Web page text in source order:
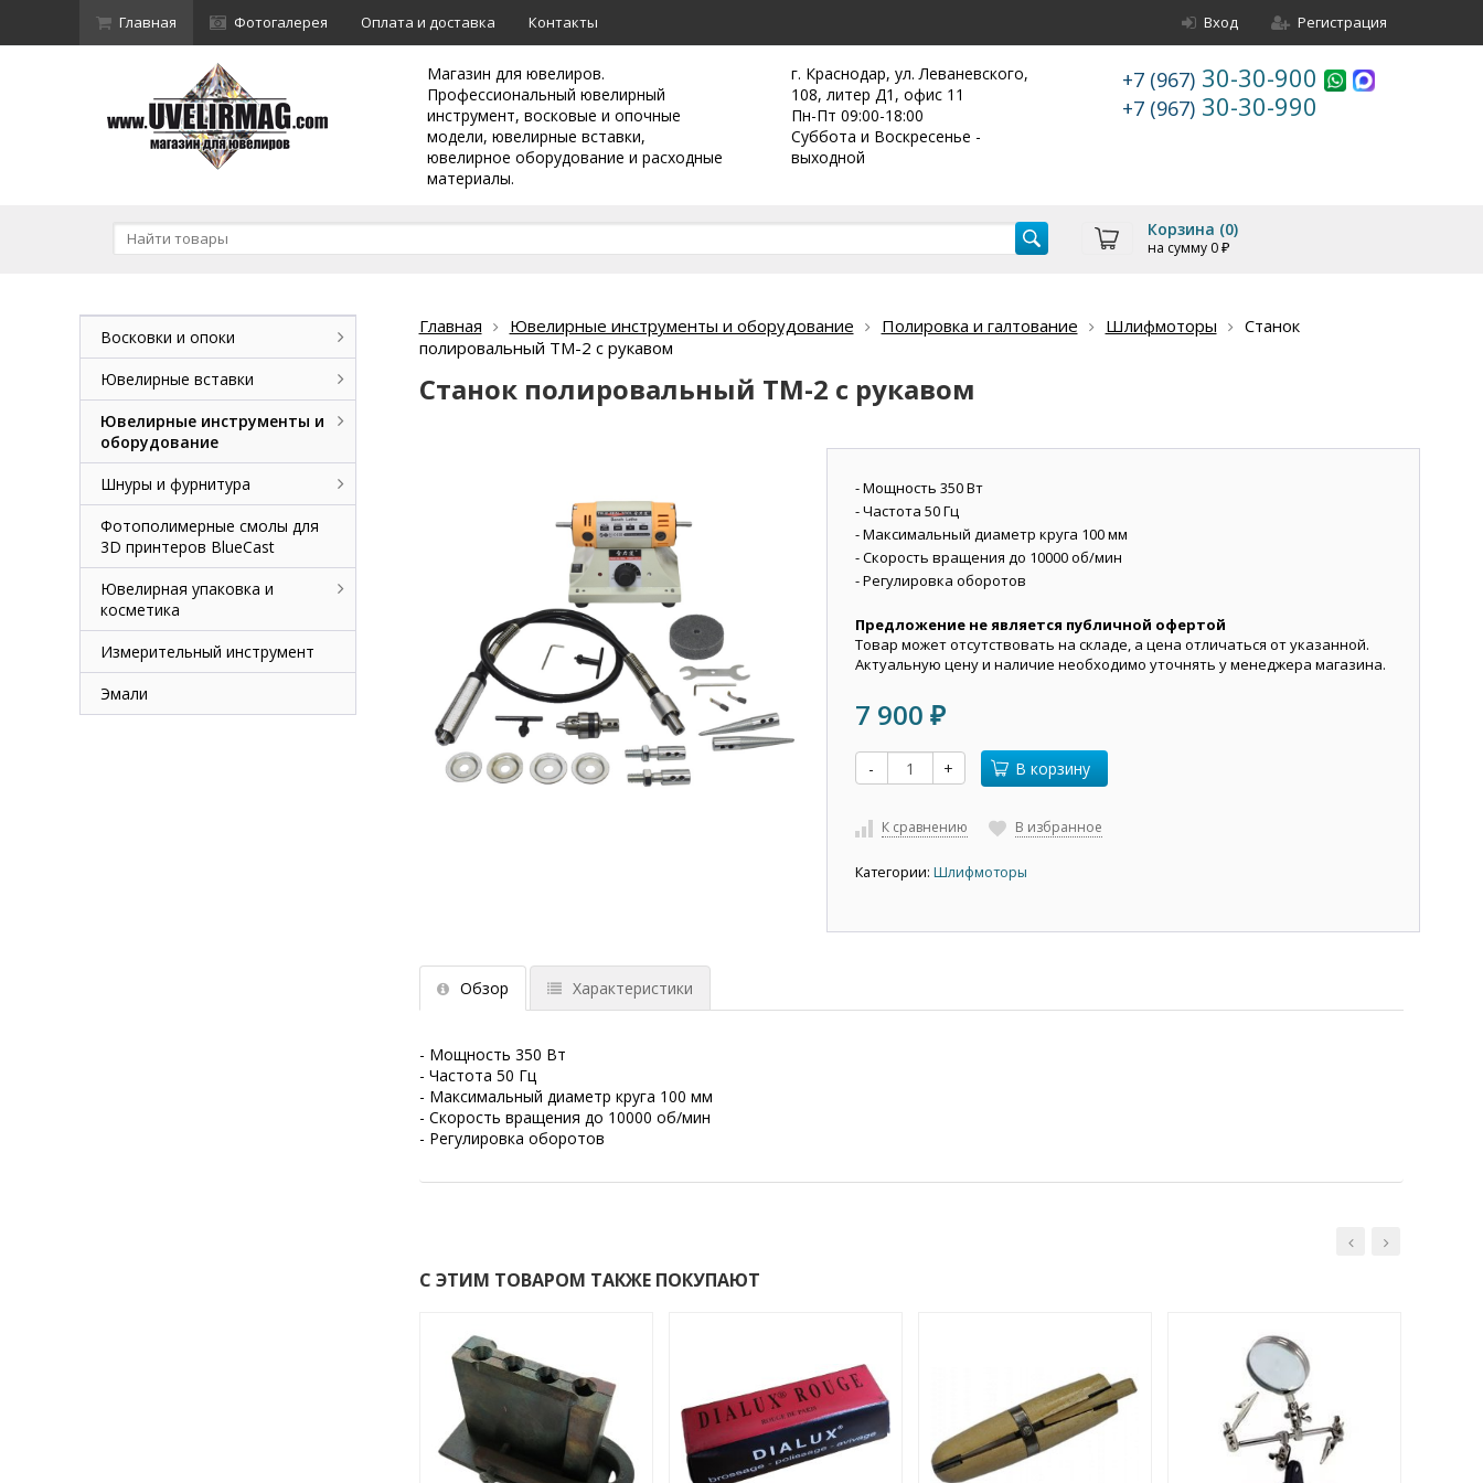
Главная Фотогалерея Оплата и доставка Контакты Вход Регистрация
Магазин для ювелиров.
Профессиональный ювелирный
инструмент, восковые и опочные
модели, ювелирные вставки,
ювелирное оборудование и расходные
материалы.
г. Краснодар, ул. Леваневского,
108, литер Д1, офис 11
Пн-Пт 09:00-18:00
Суббота и Воскресенье -
выходной
+7 (967) 30-30-900
+7 (967) 30-30-990
Корзина (0)
на сумму 0 ₽
Главная Ювелирные инструменты и оборудование Полировка и галтование Шлифмоторы
Станок
полировальный ТМ-2 с рукавом
Станок полировальный ТМ-2 с рукавом
- Мощность 350 Вт
- Частота 50 Гц
- Максимальный диаметр круга 100 мм
- Скорость вращения до 10000 об/мин
- Регулировка оборотов
Предложение не является публичной офертой
Товар может отсутствовать на складе, а цена отличаться от указанной.
Актуальную цену и наличие необходимо уточнять у менеджера магазина.
7 900 ₽
- + В корзину
К сравнению В избранное
Категории: Шлифмоторы
Обзор Характеристики
- Мощность 350 Вт
- Частота 50 Гц
- Максимальный диаметр круга 100 мм
- Скорость вращения до 10000 об/мин
- Регулировка оборотов
С ЭТИМ ТОВАРОМ ТАКЖЕ ПОКУПАЮТ
Восковки и опоки
Ювелирные вставки
Ювелирные инструменты и
оборудование
Шнуры и фурнитура
Фотополимерные смолы для
3D принтеров BlueCast
Ювелирная упаковка и
косметика
Измерительный инструмент
Эмали